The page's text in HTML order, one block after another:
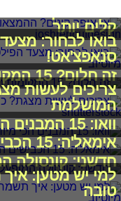
קלים יותר
בואו לבחור:
סנאפצ'אט!
זה חלום? 15 המקומות הכי מדהימים בעולם
צריכים לעשות
המושלמת
וואו: 15 המבנים הכי מיוחדים ומוזרים בעולם
אימאל'ה: 15 הכבישים הכי מסוכנים בעולם
חדשני: קונסולה
למי יש מטען:
טובה